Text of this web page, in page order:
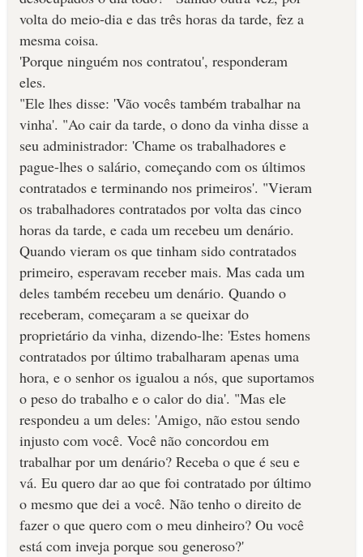
volta do meio-dia e das três horas da tarde, fez a
mesma coisa.
'Porque ninguém nos contratou', responderam
eles.
"Ele lhes disse: 'Vão vocês também trabalhar na
vinha'. "Ao cair da tarde, o dono da vinha disse a
seu administrador: 'Chame os trabalhadores e
pague-lhes o salário, começando com os últimos
contratados e terminando nos primeiros'. "Vieram
os trabalhadores contratados por volta das cinco
horas da tarde, e cada um recebeu um denário.
Quando vieram os que tinham sido contratados
primeiro, esperavam receber mais. Mas cada um
deles também recebeu um denário. Quando o
receberam, começaram a se queixar do
proprietário da vinha, dizendo-lhe: 'Estes homens
contratados por último trabalharam apenas uma
hora, e o senhor os igualou a nós, que suportamos
o peso do trabalho e o calor do dia'. "Mas ele
respondeu a um deles: 'Amigo, não estou sendo
injusto com você. Você não concordou em
trabalhar por um denário? Receba o que é seu e
vá. Eu quero dar ao que foi contratado por último
o mesmo que dei a você. Não tenho o direito de
fazer o que quero com o meu dinheiro? Ou você
está com inveja porque sou generoso?'